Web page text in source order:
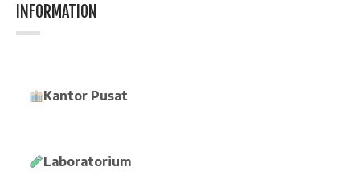
INFORMATION
Kantor Pusat
Laboratorium